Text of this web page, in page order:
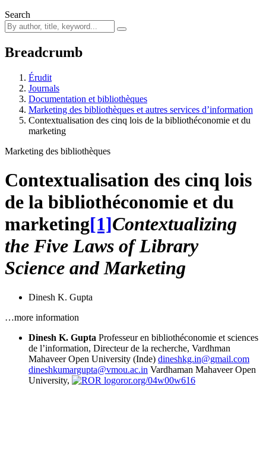
Search
Breadcrumb
Érudit
Journals
Documentation et bibliothèques
Marketing des bibliothèques et autres services d’information
Contextualisation des cinq lois de la bibliothéconomie et du
marketing
Marketing des bibliothèques
Contextualisation des cinq lois
de la bibliothéconomie et du
marketing[1]Contextualizing
the Five Laws of Library
Science and Marketing
Dinesh K. Gupta
…more information
Dinesh K. Gupta Professeur en bibliothéconomie et sciences
de l’information, Directeur de la recherche, Vardhman
Mahaveer Open University (Inde) dineshkg.in@gmail.com
dineshkumargupta@vmou.ac.in Vardhaman Mahaveer Open
University,
ror.org/04w00w616